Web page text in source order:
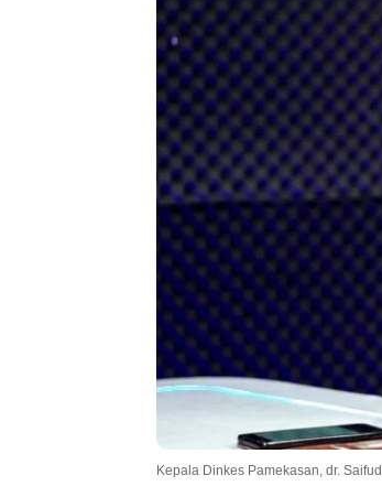
Kepala Dinkes Pamekasan, dr.